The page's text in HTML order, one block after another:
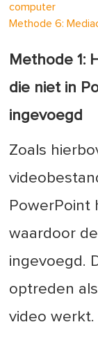
computer
Methode 6:
Methode 1:
die niet in
ingevoegd
Zoals
PowerPoint
waardoor
ingevoegd.
optreden
video